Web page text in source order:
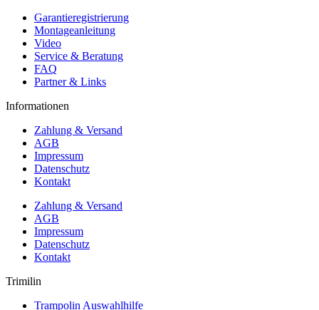
Garantieregistrierung
Montageanleitung
Video
Service & Beratung
FAQ
Partner & Links
Informationen
Zahlung & Versand
AGB
Impressum
Datenschutz
Kontakt
Zahlung & Versand
AGB
Impressum
Datenschutz
Kontakt
Trimilin
Trampolin Auswahlhilfe